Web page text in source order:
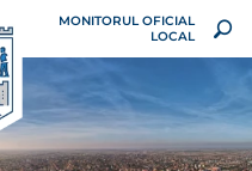
MONITORUL OFICIAL
LOCAL